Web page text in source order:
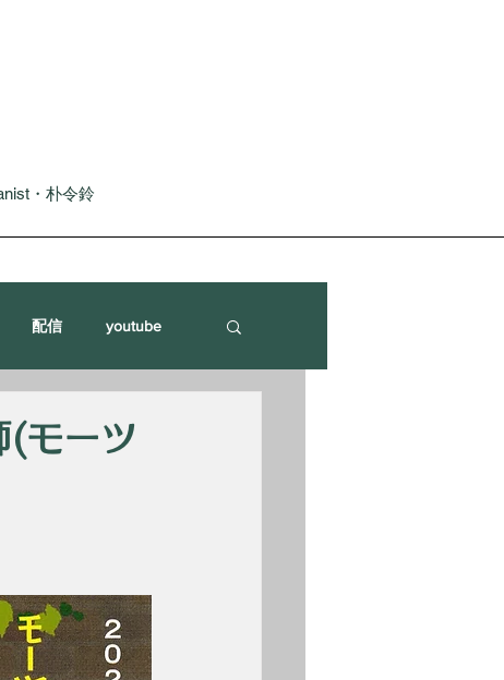
・朴令鈴
配信 youtube
モーツ